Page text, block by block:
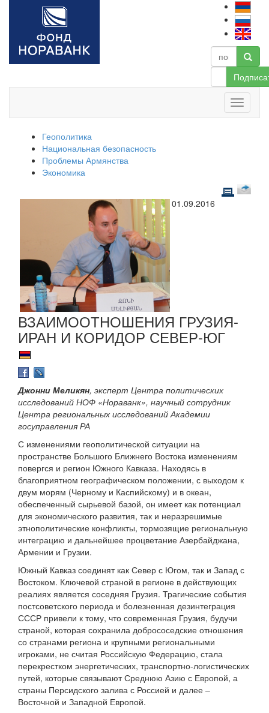
Геополитика
Национальная безопасность
Проблемы Армянства
Экономика
01.09.2016
ВЗАИМООТНОШЕНИЯ ГРУЗИЯ-
ИРАН И КОРИДОР СЕВЕР-ЮГ
Джонни Меликян, эксперт Центра политических
исследований НОФ «Нораванк», научный сотрудник
Центра региональных исследований Академии
госуправления РА
С изменениями геополитической ситуации на
пространстве Большого Ближнего Востока изменениям
повергся и регион Южного Кавказа. Находясь в
благоприятном географическом положении, с выходом к
двум морям (Черному и Каспийскому) и в океан,
обеспеченный сырьевой базой, он имеет как потенциал
для экономического развития, так и неразрешимые
этнополитические конфликты, тормозящие региональную
интеграцию и дальнейшее процветание Азербайджана,
Армении и Грузии.
Южный Кавказ соединят как Север с Югом, так и Запад с
Востоком. Ключевой страной в регионе в действующих
реалиях является соседняя Грузия. Трагические события
постсоветского периода и болезненная дезинтеграция
СССР привели к тому, что современная Грузия, будучи
страной, которая сохранила добрососедские отношения
со странами региона и крупными региональными
игроками, не считая Российскую Федерацию, стала
перекрестком энергетических, транспортно-логистических
путей, которые связывают Среднюю Азию с Европой, а
страны Персидского залива с Россией и далее –
Восточной и Западной Европой.